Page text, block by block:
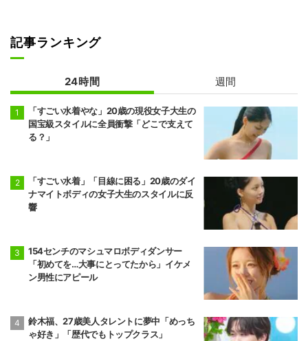
記事ランキング
24時間 週間
「すごい水着やな」20歳の現役女子大生の
国宝級スタイルに全員衝撃「どこで支えて
る？」
「すごい水着」「目線に困る」20歳のダイ
ナマイトボディの女子大生のスタイルに反
響
154センチのマシュマロボディダンサー
「初めてを…大事にとってたから」イケメ
ン男性にアピール
鈴木福、27歳美人タレントに夢中「めっち
ゃ好き」「歴代でもトップクラス」